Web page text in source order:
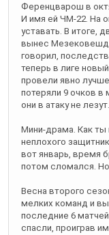
Ференцварош в
И имя ей ЧМ-22. На
уставать. В итоге,
вынес Мезековешд
говорил,
теперь в лиге
провели явно
потеряли 9 очков
они в атаку не лезут.
Мини-драма. Как ты
неплохого
вот январь, время
потом сломался.
Весна второго
мелких команд и
последние 6
спасли, проиграв